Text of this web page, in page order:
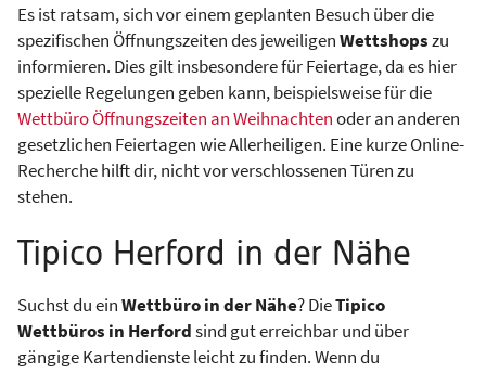
Es ist ratsam, sich vor einem geplanten Besuch über die
spezifischen Öffnungszeiten des jeweiligenWettshopszu
informieren. Dies gilt insbesondere für Feiertage, da es hier
spezielle Regelungen geben kann, beispielsweise für die
Wettbüro Öffnungszeiten an Weihnachtenoder an anderen
gesetzlichen Feiertagen wie Allerheiligen. Eine kurze Online-
Recherche hilft dir, nicht vor verschlossenen Türen zu
stehen.
Tipico Herford in der Nähe
Suchst du einWettbüro in der Nähe? DieTipico
Wettbüros in Herfordsind gut erreichbar und über
gängige Kartendienste leicht zu finden. Wenn du